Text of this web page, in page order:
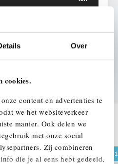
Over
cookies.
content en advertenties te
we het websiteverkeer
manier. Ook delen we
met onze social
Zij combineren
die je al eens hebt gedeeld,